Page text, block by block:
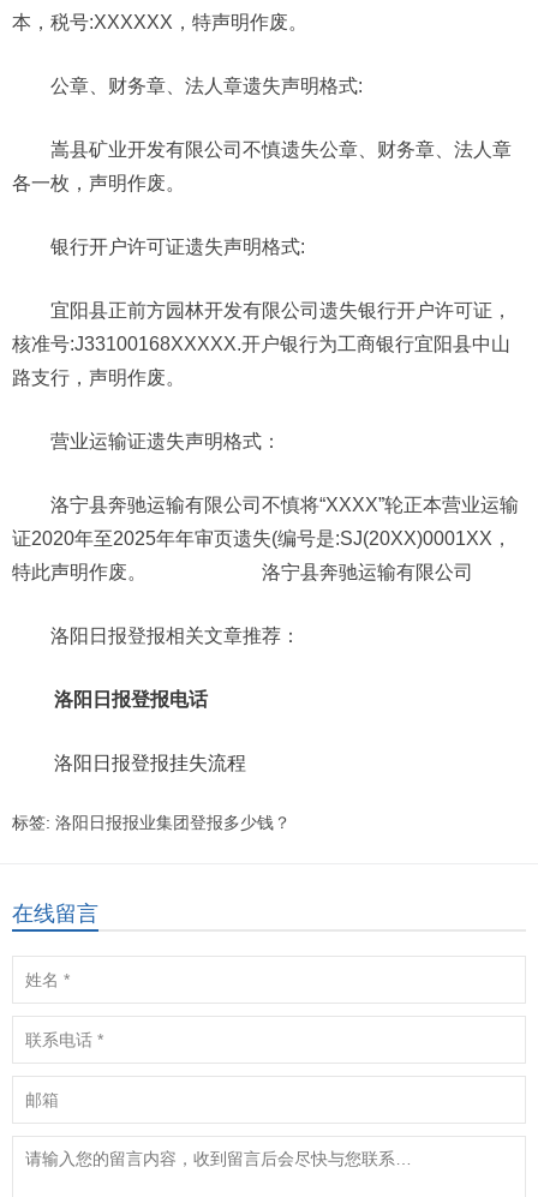
本，税号:XXXXXX，特声明作废。
公章、财务章、法人章遗失声明格式:
嵩县矿业开发有限公司不慎遗失公章、财务章、法人章
各一枚，声明作废。
银行开户许可证遗失声明格式:
宜阳县正前方园林开发有限公司遗失银行开户许可证，
核准号:J33100168XXXXX.开户银行为工商银行宜阳县中山
路支行，声明作废。
营业运输证遗失声明格式：
洛宁县奔驰运输有限公司不慎将“XXXX”轮正本营业运输
证2020年至2025年年审页遗失(编号是:SJ(20XX)0001XX，
特此声明作废。 洛宁县奔驰运输有限公司
洛阳日报登报相关文章推荐：
洛阳日报登报电话
洛阳日报登报挂失流程
标签: 洛阳日报报业集团登报多少钱？
在线留言